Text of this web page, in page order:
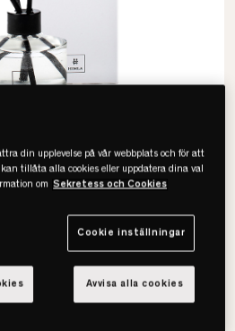
100ml
din upplevelse på vår webbplats och för att
tillåta alla cookies eller uppdatera dina val
om Sekretess och Cookies
Cookie inställningar
Avvisa alla cookies